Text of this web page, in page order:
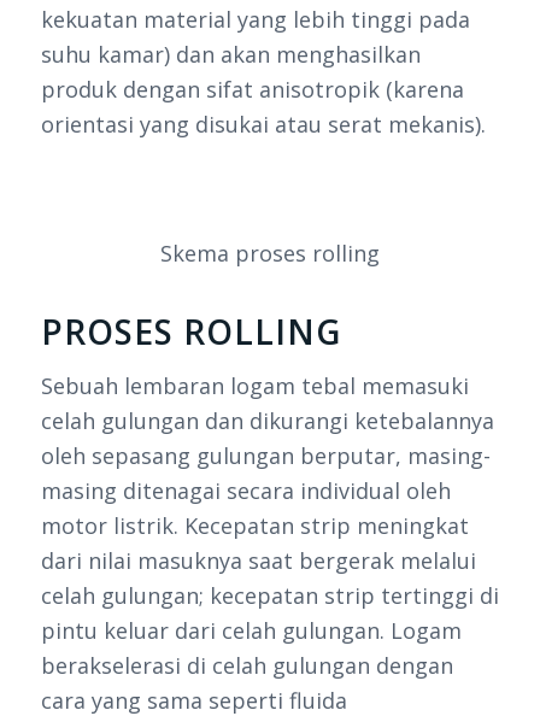
kekuatan material yang lebih tinggi pada
suhu kamar) dan akan menghasilkan
produk dengan sifat anisotropik (karena
orientasi yang disukai atau serat mekanis).
Skema proses rolling
PROSES ROLLING
Sebuah lembaran logam tebal memasuki
celah gulungan dan dikurangi ketebalannya
oleh sepasang gulungan berputar, masing-
masing ditenagai secara individual oleh
motor listrik. Kecepatan strip meningkat
dari nilai masuknya saat bergerak melalui
celah gulungan; kecepatan strip tertinggi di
pintu keluar dari celah gulungan. Logam
berakselerasi di celah gulungan dengan
cara yang sama seperti fluida